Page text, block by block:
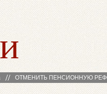
ОТМЕНИТЬ ПЕНСИОННУЮ